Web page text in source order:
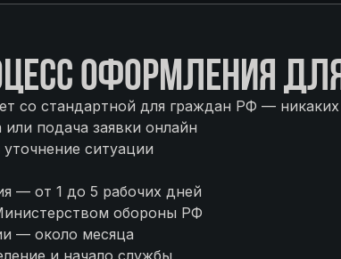
ОФОРМЛЕНИЯ
со стандартной для граждан РФ —
подача заявки онлайн
ситуации
— от 1 до 5 рабочих дней
обороны РФ
— около месяца